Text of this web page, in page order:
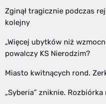
Zginął tragicznie podczas
kolejny
„Więcej ubytków niż
powalczy KS Nierodzim?
Miasto kwitnących rond.
„Syberia” zniknie.